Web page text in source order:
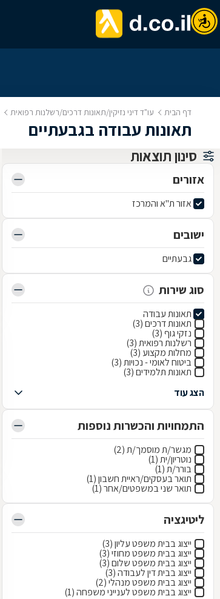
דף הבית עו"ד דיני נזיקין/תאונות דרכים/רשלנות רפואית
תאונות עבודה בגבעתיים
סינון תוצאות
אזורים
אזור ת"א והמרכז
ישובים
גבעתיים
סוג שירות
תאונות עבודה
תאונות דרכים (3)
נזקי גוף (3)
רשלנות רפואית (3)
מחלות מקצוע (3)
ביטוח לאומי - נכויות (3)
תאונות תלמידים (3)
הצג עוד
התמחויות והכשרות נוספות
מגשר/ת מוסמך/ת (2)
נוטריון/ית (1)
בורר/ת (1)
תואר בעסקים/ראיית חשבון (1)
תואר שני במשפטים/אחר (1)
ליטיגציה
ייצוג בבית משפט עליון (3)
ייצוג בבית משפט מחוזי (3)
ייצוג בבית משפט שלום (3)
ייצוג בבית דין לעבודה (3)
ייצוג בבית משפט מנהלי (2)
ייצוג בבית משפט לענייני משפחה (1)